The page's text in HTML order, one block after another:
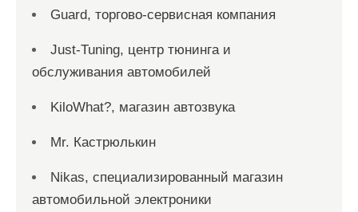
Guard, торгово-сервисная компания
Just-Tuning, центр тюнинга и
обслуживания автомобилей
KiloWhat?, магазин автозвука
Mr. Кастрюлькин
Nikas, специализированный магазин
автомобильной электроники